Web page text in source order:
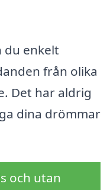
du enkelt
från olika
Det har aldrig
dina drömmar
och utan